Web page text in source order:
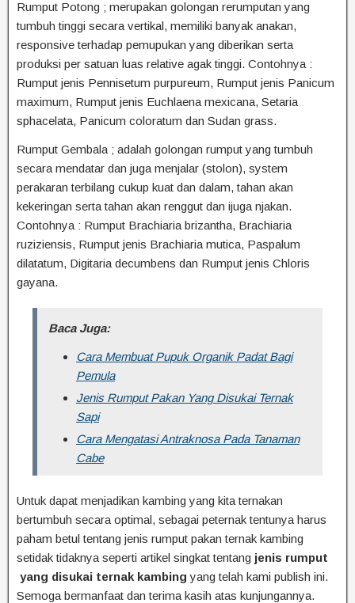
Rumput Potong ; merupakan golongan rerumputan yang
tumbuh tinggi secara vertikal, memiliki banyak anakan,
responsive terhadap pemupukan yang diberikan serta
produksi per satuan luas relative agak tinggi. Contohnya :
Rumput jenis Pennisetum purpureum, Rumput jenis Panicum
maximum, Rumput jenis Euchlaena mexicana, Setaria
sphacelata, Panicum coloratum dan Sudan grass.
Rumput Gembala ; adalah golongan rumput yang tumbuh
secara mendatar dan juga menjalar (stolon), system
perakaran terbilang cukup kuat dan dalam, tahan akan
kekeringan serta tahan akan renggut dan ijuga njakan.
Contohnya : Rumput Brachiaria brizantha, Brachiaria
ruziziensis, Rumput jenis Brachiaria mutica, Paspalum
dilatatum, Digitaria decumbens dan Rumput jenis Chloris
gayana.
Baca Juga:
Cara Membuat Pupuk Organik Padat Bagi
Pemula
Jenis Rumput Pakan Yang Disukai Ternak
Sapi
Cara Mengatasi Antraknosa Pada Tanaman
Cabe
Untuk dapat menjadikan kambing yang kita ternakan
bertumbuh secara optimal, sebagai peternak tentunya harus
paham betul tentang jenis rumput pakan ternak kambing
setidak tidaknya seperti artikel singkat tentang jenis rumput
yang disukai ternak kambing yang telah kami publish ini.
Semoga bermanfaat dan terima kasih atas kunjungannya.